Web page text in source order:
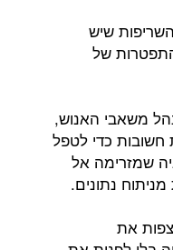
שיש
של
משאבי האנוש,
חשובות כדי לטפל
שמזרימה אל
נתונים.
את